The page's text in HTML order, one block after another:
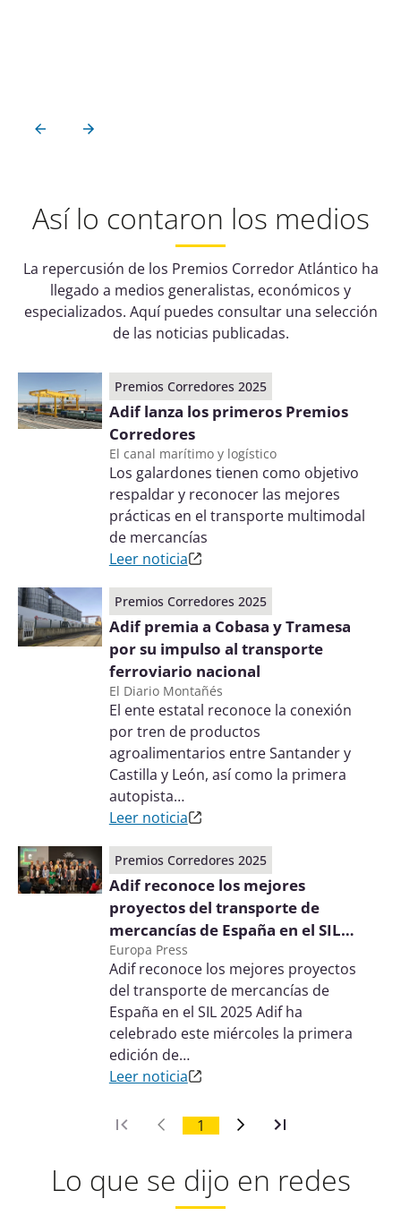
Así lo contaron los medios
La repercusión de los Premios Corredor Atlántico ha
llegado a medios generalistas, económicos y
especializados. Aquí puedes consultar una selección
de las noticias publicadas.
Premios Corredores 2025
Adif lanza los primeros Premios
Corredores
El canal marítimo y logístico
Los galardones tienen como objetivo
respaldar y reconocer las mejores
prácticas en el transporte multimodal
de mercancías
Leer noticia
Premios Corredores 2025
Adif premia a Cobasa y Tramesa
por su impulso al transporte
ferroviario nacional
El Diario Montañés
El ente estatal reconoce la conexión
por tren de productos
agroalimentarios entre Santander y
Castilla y León, así como la primera
autopista…
Leer noticia
Premios Corredores 2025
Adif reconoce los mejores
proyectos del transporte de
mercancías de España en el SIL
2025
Europa Press
Adif reconoce los mejores proyectos
del transporte de mercancías de
España en el SIL 2025 Adif ha
celebrado este miércoles la primera
edición de…
Leer noticia
1
Lo que se dijo en redes